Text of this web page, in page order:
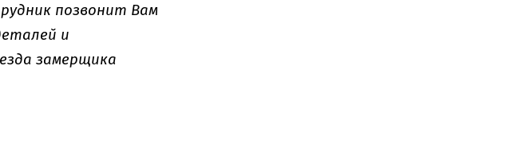
позвонит Вам
и
замерщика